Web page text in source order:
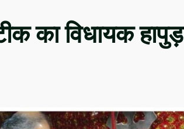
का विधायक हापुड़